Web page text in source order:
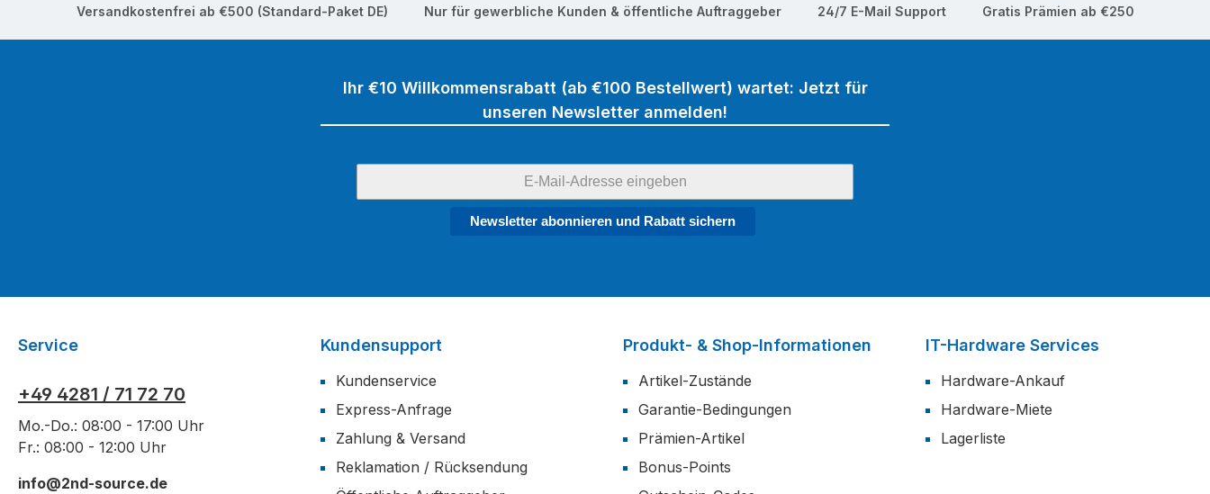
Versandkostenfrei ab €500 (Standard-Paket DE) Nur für gewerbliche Kunden & öffentliche Auftraggeber 24/7 E-Mail Support Gratis Prämien ab €250
Ihr €10 Willkommensrabatt (ab €100 Bestellwert) wartet: Jetzt für
unseren Newsletter anmelden!
Newsletter abonnieren und Rabatt sichern
Service
+49 4281 / 71 72 70
Mo.-Do.: 08:00 - 17:00 Uhr
Fr.: 08:00 - 12:00 Uhr
info@2nd-source.de
Kundensupport
Kundenservice
Express-Anfrage
Zahlung & Versand
Reklamation / Rücksendung
Produkt- & Shop-Informationen
Artikel-Zustände
Garantie-Bedingungen
Prämien-Artikel
Bonus-Points
IT-Hardware Services
Hardware-Ankauf
Hardware-Miete
Lagerliste